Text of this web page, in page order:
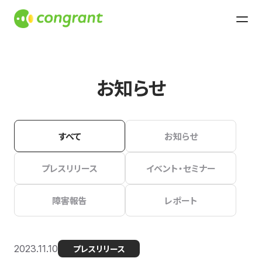
お知らせ
すべて お知らせ
プレスリリース イベント・セミナー
障害報告 レポート
2023.11.10 プレスリリース